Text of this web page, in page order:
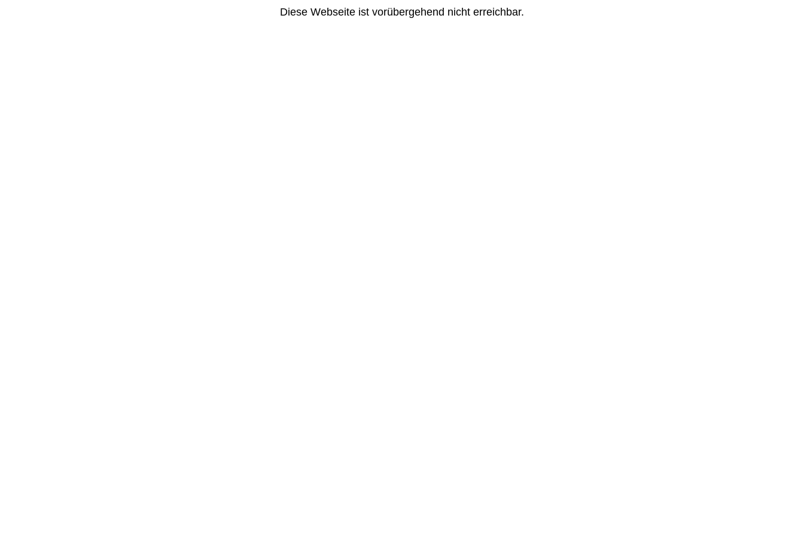
Diese Webseite ist vorübergehend nicht erreichbar.